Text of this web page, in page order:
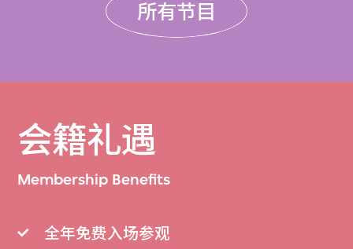
所有节目
会籍礼遇
Membership Benefits
全年免费入场参观